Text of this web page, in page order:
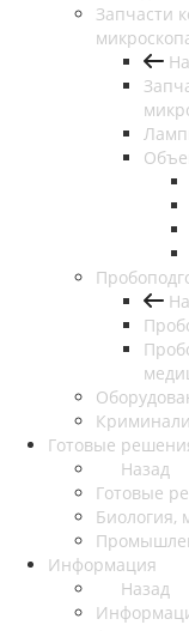
Запчасти
Готовые
Назад
Готовые
Биология,
Информация
Назад